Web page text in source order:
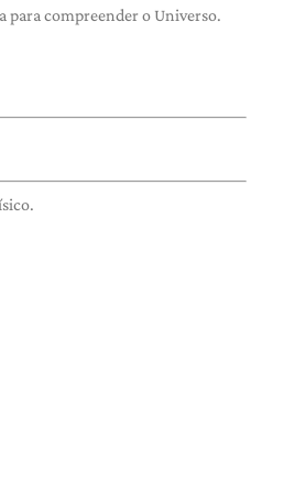
para compreender o Universo.